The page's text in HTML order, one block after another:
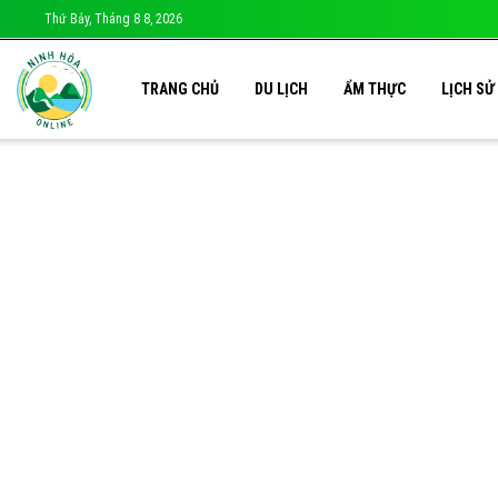
Thứ Bảy, Tháng 8 8, 2026
TRANG CHỦ DU LỊCH ẨM THỰC LỊCH SỬ